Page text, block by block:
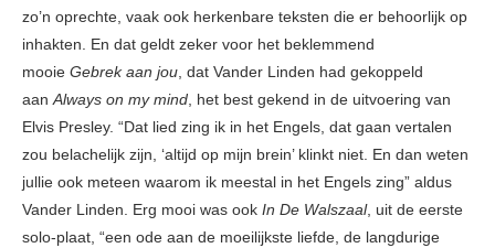
zo’n oprechte, vaak ook herkenbare teksten die er behoorlijk op
inhakten. En dat geldt zeker voor het beklemmend
mooie Gebrek aan jou, dat Vander Linden had gekoppeld
aanAlways on my mind, het best gekend in de uitvoering van
Elvis Presley. “Dat lied zing ik in het Engels, dat gaan vertalen
zou belachelijk zijn, ‘altijd op mijn brein’ klinkt niet. En dan weten
jullie ook meteen waarom ik meestal in het Engels zing” aldus
Vander Linden. Erg mooi was ook In De Walszaal, uit de eerste
solo-plaat, “een ode aan de moeilijkste liefde, de langdurige